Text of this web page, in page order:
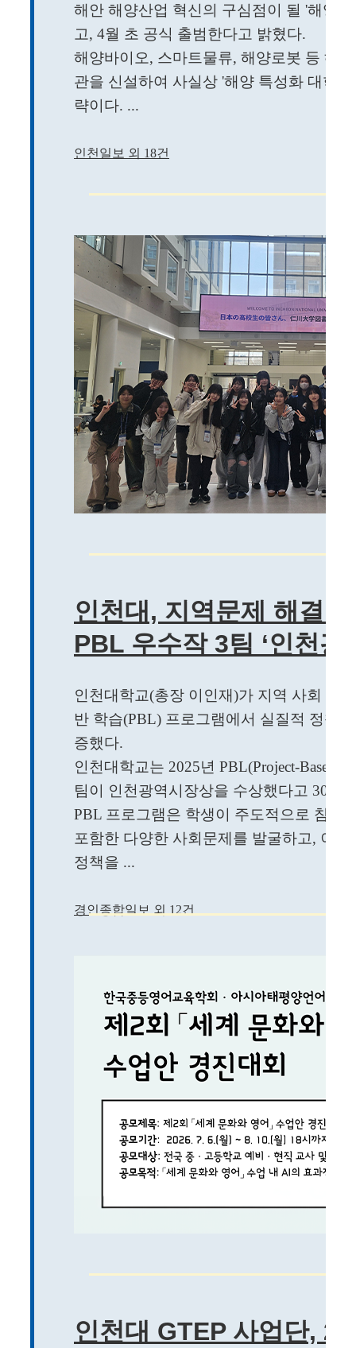
해안 해양산업 혁신의 구심점이 될 '해양
고, 4월 초 공식 출범한다고 밝혔다.
해양바이오, 스마트물류, 해양로봇 등 해
관을 신설하여 사실상 '해양 특성화 대학'
략이다. ...
인천일보 외 18건
인천대, 지역문제 해결
PBL 우수작 3팀 ‘인천광
인천대학교(총장 이인재)가 지역 사회 현
반 학습(PBL) 프로그램에서 실질적 정책
증했다.
인천대학교는 2025년 PBL(Project-Based
팀이 인천광역시장상을 수상했다고 30일
PBL 프로그램은 학생이 주도적으로 참여
포함한 다양한 사회문제를 발굴하고, 이
정책을 ...
경인종합일보 외 12건
인천대 GTEP 사업단,